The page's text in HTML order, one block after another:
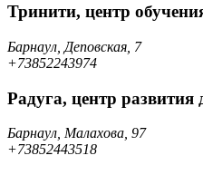
Тринити, центр
Барнаул, Деповская, 7
+73852243974
Радуга, центр развития
Барнаул, Малахова, 97
+73852443518